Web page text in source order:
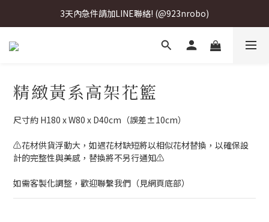
3天內急件請加LINE聯絡! (@923nrobo)
3天內急件請加LINE聯絡! (@923nrobo)
3天內急件請加LINE聯絡! (@923nrobo)
精緻黃系高架花籃
尺寸約 H180 x W80 x D40cm（誤差±10cm）
⚠️花材供貨浮動大，如遇花材缺短將以相似花材替換，以確保設
計的完整性與美感，替換將不另行通知⚠️
如需客製化調整，歡迎聯繫我們（見網頁底部）